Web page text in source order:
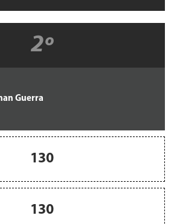
2º
Guerra
130
130